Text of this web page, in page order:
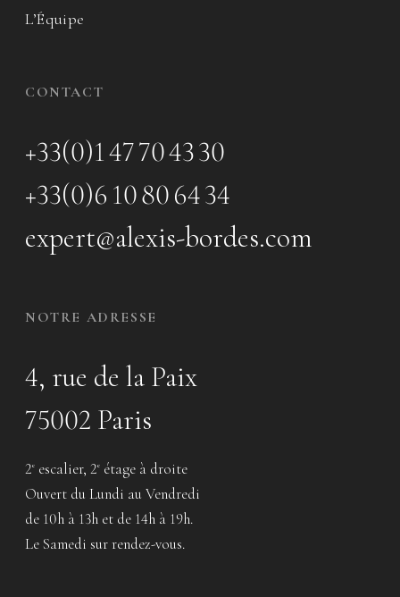
L’Équipe
CONTACT
+33(0)1 47 70 43 30
+33(0)6 10 80 64 34
expert@alexis-bordes.com
NOTRE ADRESSE
4, rue de la Paix
75002 Paris
2e escalier, 2e étage à droite
Ouvert du Lundi au Vendredi
de 10h à 13h et de 14h à 19h.
Le Samedi sur rendez-vous.